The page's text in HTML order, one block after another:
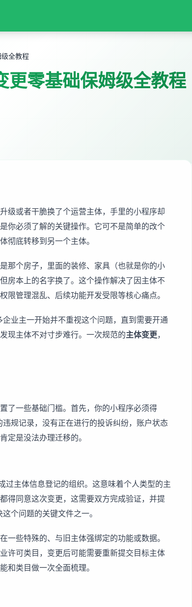
全教程
更零基础保姆级全教程
级或者干脆换了个运营主体，手里的小程序却
你必须了解的关键操作。它可不是简单的改个
彻底转移到另一个主体。
那个房子，里面的装修、家具（也就是你的小
房本上的名字换了。这个操作解决了因主体不
管理混乱、后续功能开发受限等核心痛点。
业主一开始并不重视这个问题，直到需要开通
现主体不对寸步难行。一次规范的主体变更，
了一些基础门槛。首先，你的小程序必须得
违规记录，没有正在进行的投诉纠纷，账户状态
定是没法办理迁移的。
过主体信息登记的组织。这意味着个人类型的主
得同意这次变更，这需要双方完成验证，并提
个问题的关键文件之一。
些特殊的、与旧主体强绑定的功能或数据。
许可类目，变更后可能需要重新提交目标主体
和类目做一次全面梳理。